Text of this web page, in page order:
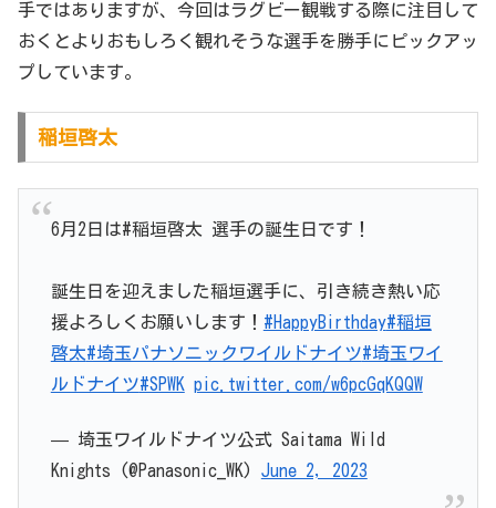
手ではありますが、今回はラグビー観戦する際に注目して
おくとよりおもしろく観れそうな選手を勝手にピックアッ
プしています。
稲垣啓太
6月2日は#稲垣啓太 選手の誕生日です！
誕生日を迎えました稲垣選手に、引き続き熱い応
援よろしくお願いします！ #HappyBirthday#稲垣
啓太#埼玉パナソニックワイルドナイツ#埼玉ワイ
ルドナイツ#SPWK pic.twitter.com/w6pcGqKQQW
— 埼玉ワイルドナイツ公式 Saitama Wild
Knights (@Panasonic_WK) June 2, 2023